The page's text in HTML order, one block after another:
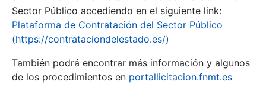
Sector Público accediendo en el siguiente link:
Plataforma de Contratación del Sector Público
(https://contrataciondelestado.es/)
También podrá encontrar más información y algunos
de los procedimientos en portallicitacion.fnmt.es